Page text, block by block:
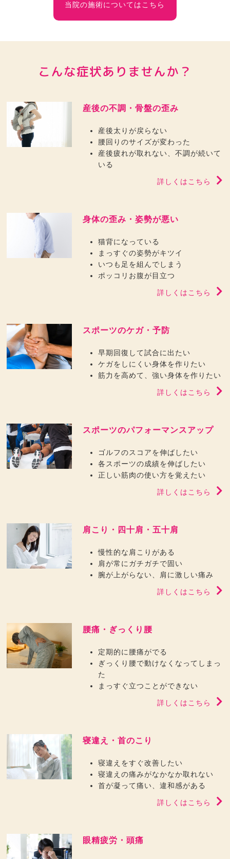
当院の施術についてはこちら
こんな症状ありませんか？
産後の不調・骨盤の歪み
産後太りが戻らない
腰回りのサイズが変わった
産後疲れが取れない、不調が続いて
いる
詳しくはこちら
身体の歪み・姿勢が悪い
猫背になっている
まっすぐの姿勢がキツイ
いつも足を組んでしまう
ポッコリお腹が目立つ
詳しくはこちら
スポーツのケガ・予防
早期回復して試合に出たい
ケガをしにくい身体を作りたい
筋力を高めて、強い身体を作りたい
詳しくはこちら
スポーツのパフォーマンスアップ
ゴルフのスコアを伸ばしたい
各スポーツの成績を伸ばしたい
正しい筋肉の使い方を覚えたい
詳しくはこちら
肩こり・四十肩・五十肩
慢性的な肩こりがある
肩が常にガチガチで固い
腕が上がらない、肩に激しい痛み
詳しくはこちら
腰痛・ぎっくり腰
定期的に腰痛がでる
ぎっくり腰で動けなくなってしまっ
た
まっすぐ立つことができない
詳しくはこちら
寝違え・首のこり
寝違えをすぐ改善したい
寝違えの痛みがなかなか取れない
首が凝って痛い、違和感がある
詳しくはこちら
眼精疲労・頭痛